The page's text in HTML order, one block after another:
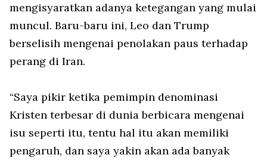
mengisyaratkan adanya ketegangan yang mulai
muncul. Baru-baru ini, Leo dan Trump
berselisih mengenai penolakan paus terhadap
perang di Iran.
“Saya pikir ketika pemimpin denominasi
Kristen terbesar di dunia berbicara mengenai
isu seperti itu, tentu hal itu akan memiliki
pengaruh, dan saya yakin akan ada banyak